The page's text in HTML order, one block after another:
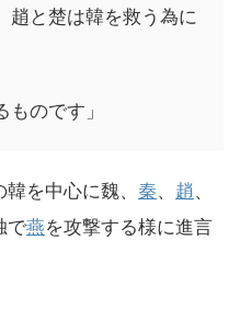
趙と楚は韓を救う為に
のです」
韓を中心に魏、 秦、 趙、
で燕を攻撃する様に進言